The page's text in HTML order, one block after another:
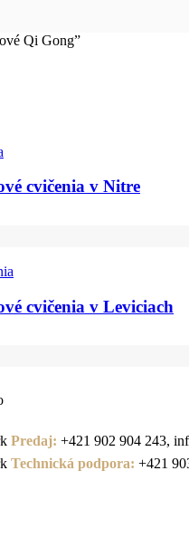
Qi Gong”
cvičenia v Nitre
cvičenia v Leviciach
Predaj: +421 902 904 243,
Technická podpora: +421